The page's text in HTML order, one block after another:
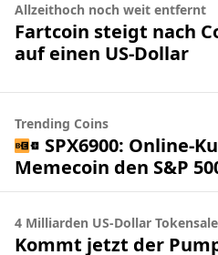
Allzeithoch noch weit entfernt
Fartcoin steigt nach
auf einen US-Dollar
Trending Coins
SPX6900: Online-
Memecoin den S&P
4 Milliarden US-Dollar Tokensale
Kommt jetzt der